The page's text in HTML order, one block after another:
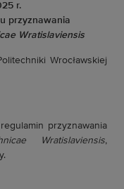
r.
przyznawania
Wratislaviensis
Wrocławskiej
przyznawania
Wratislaviensis,